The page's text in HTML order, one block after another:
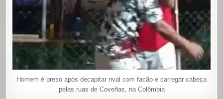
Homem é preso após decapitar rival com facão e carregar cabeça
pelas ruas de Coveñas, na Colômbia